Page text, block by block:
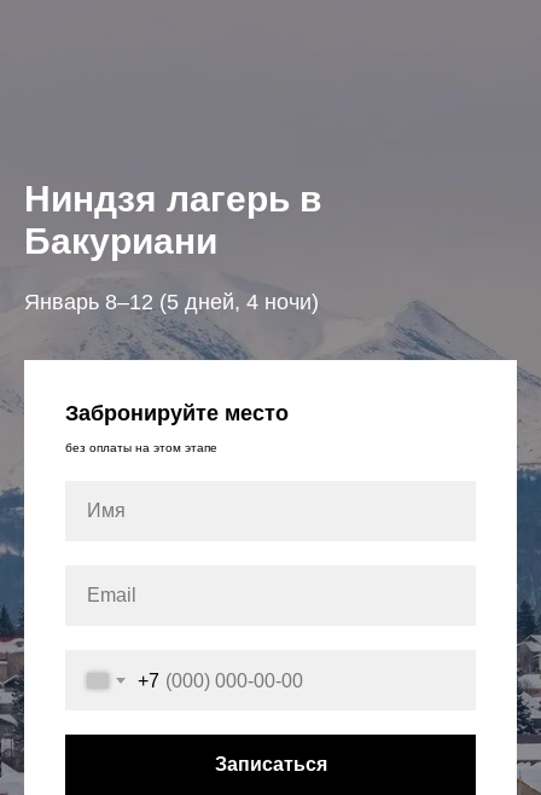
Ниндзя лагерь в
Бакуриани
Январь 8–12 (5 дней, 4 ночи)
Забронируйте место
без оплаты на этом этапе
+7
Записаться